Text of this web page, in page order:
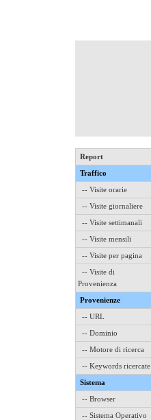
Report
Traffico
-- Visite orarie
-- Visite giornaliere
-- Visite settimanali
-- Visite mensili
-- Visite per pagina
-- Visite di
Provenienza
Provenienze
-- URL
-- Dominio
-- Motore di ricerca
-- Keywords ricercate
Sistema
-- Browser
-- Sistema Operativo